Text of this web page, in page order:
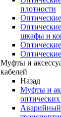
плотности
шкафы и
Муфты и
кабелей
Назад
Муфты и
Аварийный